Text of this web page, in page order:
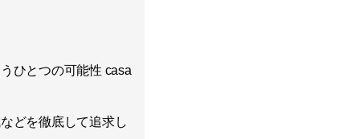
ひとつの可能性 casa
どを徹底して追求し